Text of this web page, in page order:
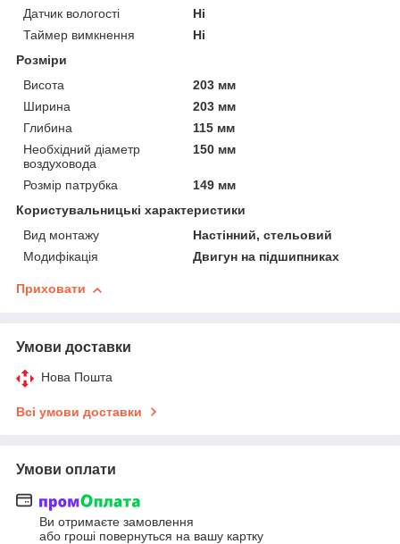
Датчик вологості
Ні
Таймер вимкнення
Ні
Розміри
Висота
203 мм
Ширина
203 мм
Глибина
115 мм
Необхідний діаметр
воздуховода
150 мм
Розмір патрубка
149 мм
Користувальницькі характеристики
Вид монтажу
Настінний, стельовий
Модифікація
Двигун на підшипниках
Приховати
Умови доставки
Нова Пошта
Всі умови доставки
Умови оплати
Ви отримаєте замовлення
або гроші повернуться на вашу картку